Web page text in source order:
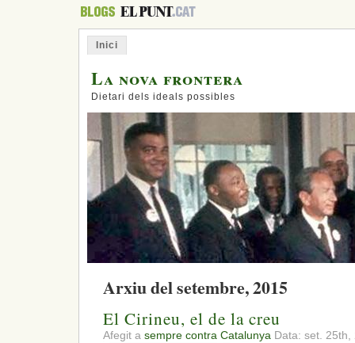
Inici
La nova frontera
Dietari dels ideals possibles
Arxiu del setembre, 2015
El Cirineu, el de la creu
Afegit a sempre contra Catalunya Data: set.